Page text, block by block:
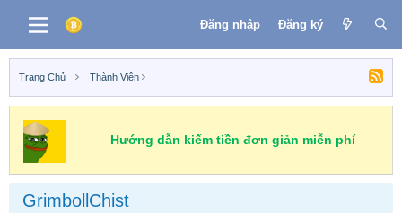
Đăng nhập Đăng ký
Trang Chủ Thành Viên
Hướng dẫn kiếm tiền đơn giản miễn phí
GrimbollChist